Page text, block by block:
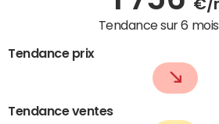
€/
Tendance sur 6 mois
Tendance prix
Tendance ventes